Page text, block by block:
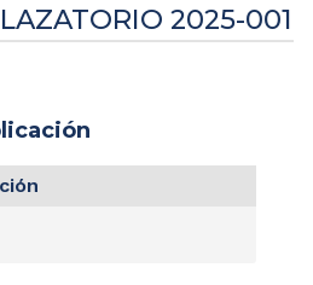
2025-001